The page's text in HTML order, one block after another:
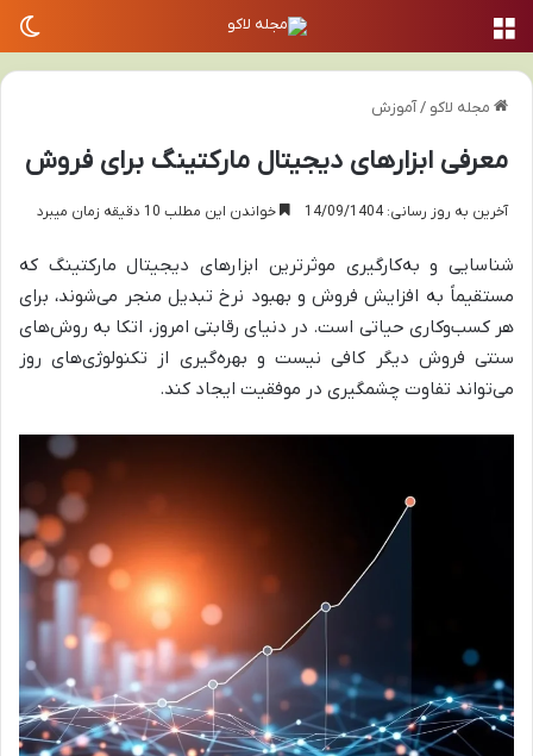
مجله لاکو /آموزش
معرفی ابزارهای دیجیتال مارکتینگ برای فروش
آخرین به روز رسانی: 14/09/1404 خواندن این مطلب 10 دقیقه زمان میبرد
شناسایی و به‌کارگیری موثرترین ابزارهای دیجیتال مارکتینگ که
مستقیماً به افزایش فروش و بهبود نرخ تبدیل منجر می‌شوند، برای
هر کسب‌وکاری حیاتی است. در دنیای رقابتی امروز، اتکا به روش‌های
سنتی فروش دیگر کافی نیست و بهره‌گیری از تکنولوژی‌های روز
می‌تواند تفاوت چشمگیری در موفقیت ایجاد کند.